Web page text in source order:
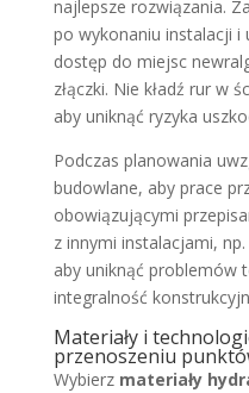
najlepsze rozwiązania.
po wykonaniu instalacji i
dostęp do miejsc
złączki. Nie kładź rur w
aby uniknąć ryzyka
Podczas planowania
budowlane, aby prace
obowiązującymi
z innymi instalacjami,
aby uniknąć problemów
integralność
Materiały i
przenoszeniu
Wybierz materiały